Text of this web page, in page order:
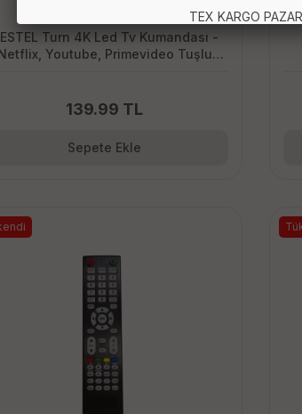
Turn 4K Led Tv Kumandası -
Youtube, Primevideo Tuşlu
139.99 TL
Sepete Ekle
TEX KARGO